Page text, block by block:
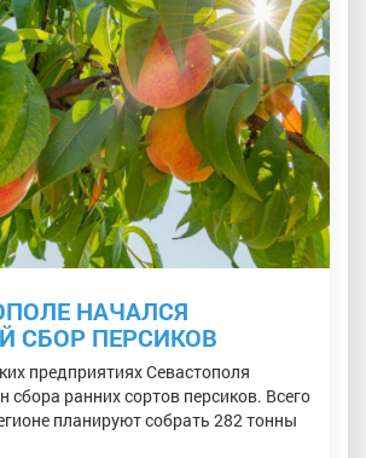
НАЧАЛСЯ
СБОР ПЕРСИКОВ
предприятиях Севастополя
сбора ранних сортов персиков. Всего
планируют собрать 282 тонны